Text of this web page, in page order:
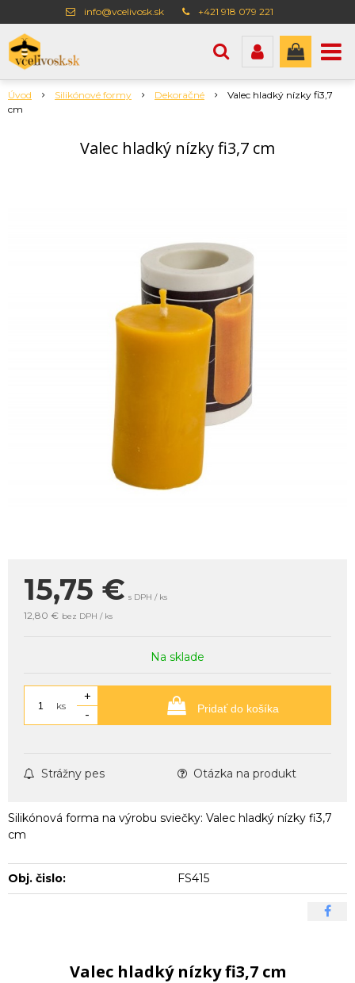
info@vcelivosk.sk +421 918 079 221
Úvod Silikónové formy Dekoračné
Valec hladký nízky fi3,7
cm
Valec hladký nízky fi3,7 cm
15,75 € s DPH / ks
12,80 € bez DPH / ks
Na sklade
ks
+
-
Pridať do košíka
Strážny pes Otázka na produkt
Silikónová forma na výrobu sviečky: Valec hladký nízky fi3,7
cm
Obj. čislo: FS415
Valec hladký nízky fi3,7 cm